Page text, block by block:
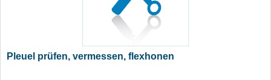
Pleuel prüfen, vermessen, flexhonen